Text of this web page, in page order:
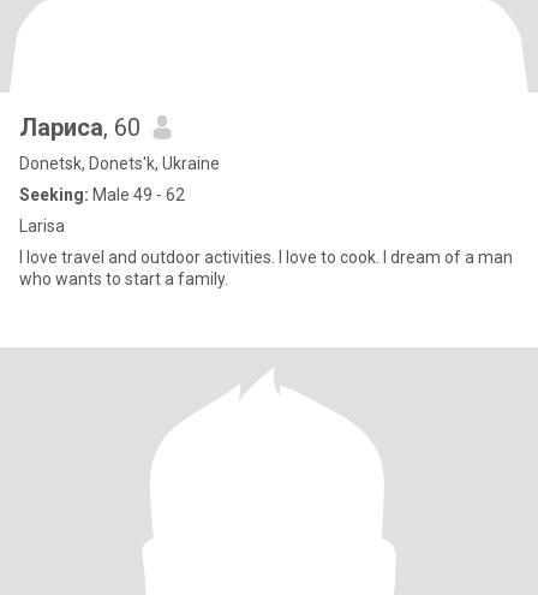
Лариса, 60
Donetsk, Donets'k, Ukraine
Seeking: Male 49 - 62
Larisa
I love travel and outdoor activities. I love to cook. I dream of a man
who wants to start a family.